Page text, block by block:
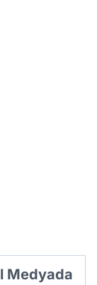
Medyada